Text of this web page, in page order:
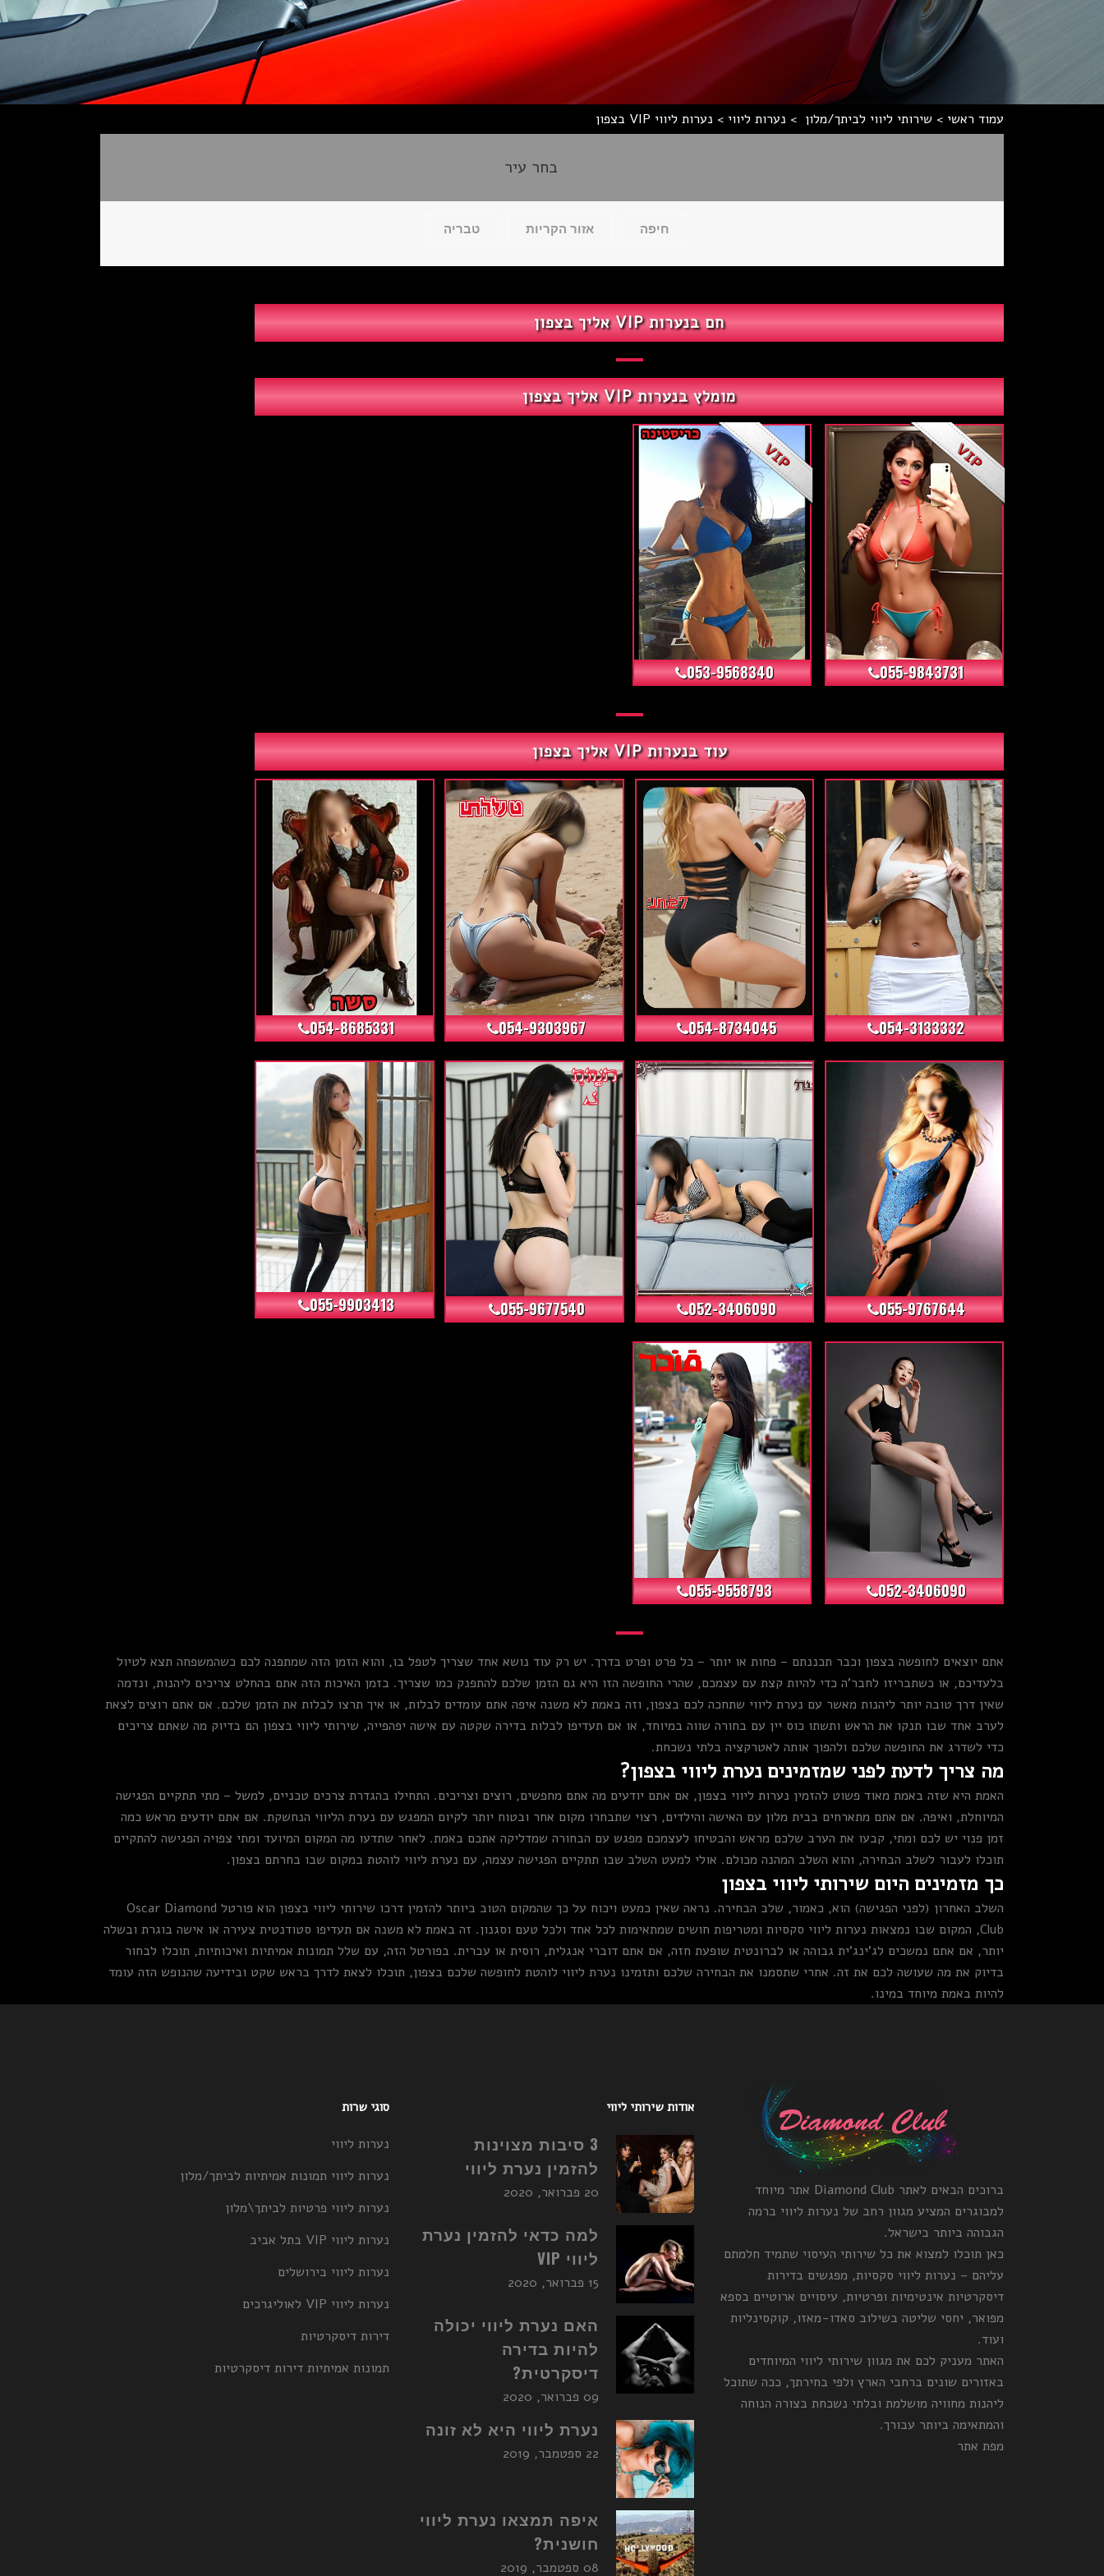
עמוד ראשי > שירותי ליווי לביתך/מלון > נערות ליווי > נערות ליווי VIP בצפון
בחר עיר
חיפה אזור הקריות טבריה
חם בנערות VIP אליך בצפון
מומלץ בנערות VIP אליך בצפון
055-9843731
+10
053-9568340
עוד בנערות VIP אליך בצפון
+24
054-3133332
+29
054-8734045
+5
054-9303967
+7
054-8685331
055-9767644
+8
052-3406090
055-9677540
+0
055-9903413
+3
052-3406090
055-9558793
אתם יוצאים לחופשה בצפון וכבר תכננתם – פחות או יותר – כל פרט ופרט בדרך. יש רק עוד נושא אחד שצריך לטפל בו, והוא הזמן הזה שמתפנה לכם כשהמשפחה תצא לטיול
בלעדיכם, או כשתבריזו לחבר'ה כדי להיות קצת עם עצמכם, שהרי החופשה הזו היא גם הזמן שלכם להתפנק כמו שצריך. בזמן האיכות הזה אתם בהחלט צריכים ליהנות, ונדמה
שאין דרך טובה יותר ליהנות מאשר עם נערת ליווי שתחכה לכם בצפון, וזה באמת לא משנה איפה אתם עומדים לבלות, או איך תרצו לבלות את הזמן שלכם. אם אתם רוצים לצאת
לערב אחד שבו תנקו את הראש ותשתו כוס יין עם בחורה שווה במיוחד, או אם תעדיפו לבלות בדירה שקטה עם אישה יפהפייה, שירותי ליווי בצפון הם בדיוק מה שאתם צריכים
כדי לשדרג את החופשה שלכם ולהפוך אותה לאטרקציה בלתי נשכחת.
מה צריך לדעת לפני שמזמינים נערת ליווי בצפון?
האמת היא שזה באמת מאוד פשוט להזמין נערות ליווי בצפון, אם אתם יודעים מה אתם מחפשים, רוצים וצריכים. התחילו בהגדרת צרכים טכניים, למשל – מתי תתקיים הפגישה
המיוחלת, ואיפה. אם אתם מתארחים בבית מלון עם האישה והילדים, רצוי שתבחרו מקום אחר ובטוח יותר לקיום המפגש עם נערת הליווי הנחשקת. אם אתם יודעים מראש כמה
זמן פנוי יש לכם ומתי, קבעו את הערב שלכם מראש והבטיחו לעצמכם מפגש עם הבחורה שמדליקה אתכם באמת. לאחר שתדעו מה המקום המיועד ומתי צפויה הפגישה להתקיים
תוכלו לעבור לשלב הבחירה, והוא השלב המהנה מכולם. אולי למעט השלב שבו תתקיים הפגישה עצמה, עם נערת ליווי לוהטת במקום שבו בחרתם בצפון.
כך מזמינים היום שירותי ליווי בצפון
השלב האחרון (לפני הפגישה) הוא, כאמור, שלב הבחירה. נראה שאין כמעט ויכוח על כך שהמקום הטוב ביותר להזמין דרכו שירותי ליווי בצפון הוא פורטל Oscar Diamond
Club, המקום שבו נמצאות נערות ליווי סקסיות ומטריפות חושים שמתאימות לכל אחד ולכל טעם וסגנון. זה באמת לא משנה אם תעדיפו סטודנטית צעירה או אישה בוגרת ובשלה
יותר, אם אתם נמשכים לג'ינג'ית גבוהה או לברונטית שופעת חזה, אם אתם דוברי אנגלית, רוסית או עברית. בפורטל הזה, עם שלל תמונות אמיתיות ואיכותיות, תוכלו לבחור
בדיוק את מה שעושה לכם את זה. אחרי שתסמנו את הבחירה שלכם ותזמינו נערת ליווי לוהטת לחופשה שלכם בצפון, תוכלו לצאת לדרך בראש שקט ובידיעה שהנופש הזה עומד
להיות באמת מיוחד במינו.
ברוכים הבאים לאתר Diamond Club אתר מיוחד
למבוגרים המציע מגוון רחב של נערות ליווי ברמה
הגבוהה ביותר בישראל.
כאן תוכלו למצוא את כל שירותי העיסוי שתמיד חלמתם
עליהם – נערות ליווי סקסיות, מפגשים בדירות
דיסקרטיות אינטימיות ופרטיות, עיסויים ארוטיים בספא
מפואר, יחסי שליטה בשילוב סאדו-מאזו, קוקסינליות
ועוד.
האתר מעניק לכם את מגוון שירותי ליווי המיוחדים
באזורים שונים ברחבי הארץ ולפי בחירתך, ככה שתוכל
ליהנות מחוויה מושלמת ובלתי נשכחת בצורה הנוחה
והמתאימה ביותר עבורך.
מפת אתר
אודות שירותי ליווי
3 סיבות מצוינות
להזמין נערת ליווי
20 פברואר, 2020
למה כדאי להזמין נערת
ליווי VIP
15 פברואר, 2020
האם נערת ליווי יכולה
להיות בדירה
דיסקרטית?
09 פברואר, 2020
נערת ליווי היא לא זונה
22 ספטמבר, 2019
איפה תמצאו נערת ליווי
חושנית?
08 ספטמבר, 2019
סוגי שרות
נערות ליווי
נערות ליווי תמונות אמיתיות לביתך/מלון
נערות ליווי פרטיות לביתך\מלון
נערות ליווי VIP בתל אביב
נערות ליווי בירושלים
נערות ליווי VIP לאוליגרכים
דירות דיסקרטיות
תמונות אמיתיות דירות דיסקרטיות